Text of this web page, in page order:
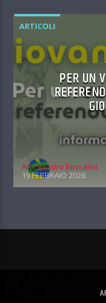
ARTICOLI
PER UN
Alessandro Boccalini
19 FEBBRAIO 2026